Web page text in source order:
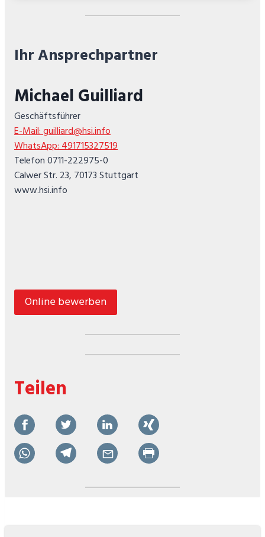
Ihr Ansprechpartner
Michael Guilliard
Geschäftsführer
E-Mail: guilliard@hsi.info
WhatsApp: 491715327519
Telefon 0711-222975-0
Calwer Str. 23, 70173 Stuttgart
www.hsi.info
Online bewerben
Teilen